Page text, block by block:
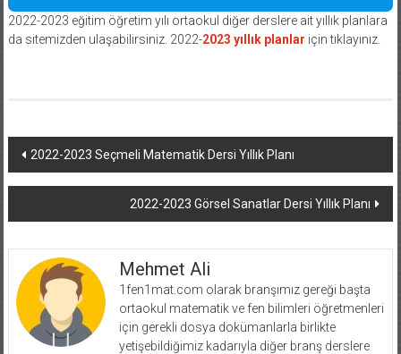
2022-2023 eğitim öğretim yılı ortaokul diğer derslere ait yıllık planlara
da sitemizden ulaşabilirsiniz. 2022-2023 yıllık planlar için tıklayınız.
Yazı
dolaşımı
2022-2023 Seçmeli Matematik Dersi Yıllık Planı
2022-2023 Görsel Sanatlar Dersi Yıllık Planı
Mehmet Ali
1fen1mat.com olarak branşımız gereği başta
ortaokul matematik ve fen bilimleri öğretmenleri
için gerekli dosya dokümanlarla birlikte
yetişebildiğimiz kadarıyla diğer branş derslere